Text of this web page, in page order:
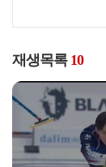
재생목록 10